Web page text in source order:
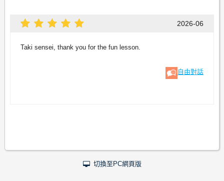
2026-06
Taki sensei, thank you for the fun lesson.
自由對話
切換至PC網頁版